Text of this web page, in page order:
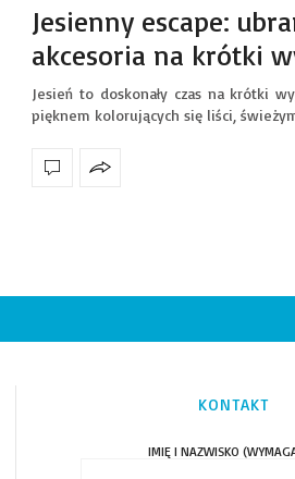
Jesienny escape:
akcesoria na krótki
Jesień to doskonały czas na krótki
pięknem kolorujących się liści,
KONTAKT
IMIĘ I NAZWISKO